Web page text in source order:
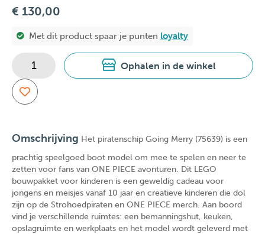
€ 130,00
Met dit product spaar je punten loyalty
Ophalen in de winkel
Omschrijving Het piratenschip Going Merry (75639) is een
prachtig speelgoed boot model om mee te spelen en neer te
zetten voor fans van ONE PIECE avonturen. Dit LEGO
bouwpakket voor kinderen is een geweldig cadeau voor
jongens en meisjes vanaf 10 jaar en creatieve kinderen die dol
zijn op de Strohoedpiraten en ONE PIECE merch. Aan boord
vind je verschillende ruimtes: een bemanningshut, keuken,
opslagruimte en werkplaats en het model wordt geleverd met